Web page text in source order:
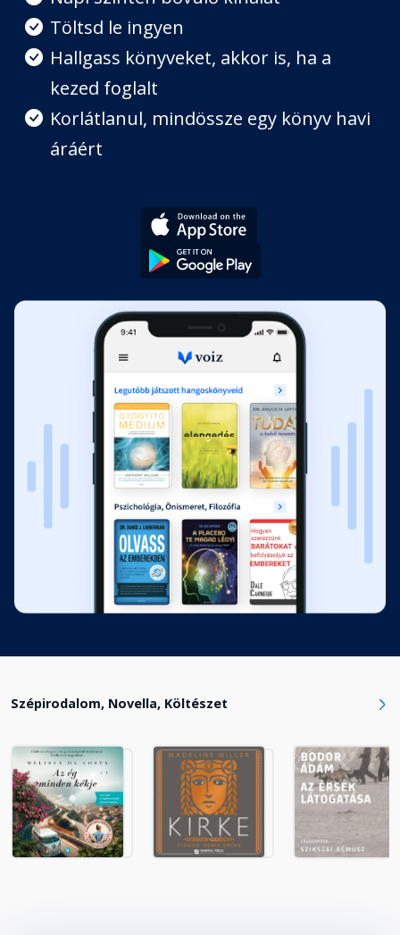
8. fejezet - Naplótöredék
Fejezet hossza: 01:03:44
9. fejezet
Fejezet hossza: 00:37:06
Töltsd le ingyen
Hallgass könyveket, akkor is, ha a
kezed foglalt
Korlátlanul, mindössze egy könyv havi
áráért
Szépirodalom, Novella, Költészet